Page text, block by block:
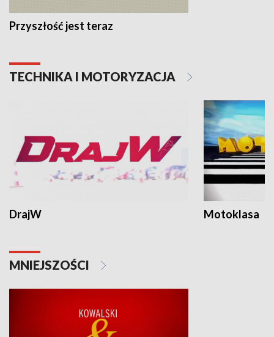
Przyszłość jest teraz
TECHNIKA I MOTORYZACJA
DrajW Motoklasa
MNIEJSZOŚCI